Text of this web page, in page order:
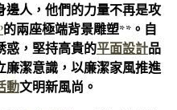
邊人，他們的力量不再是攻
的兩座極端背景雕塑**。自
惑，堅持高貴的平面設計品
廉潔意識，以廉潔家風推進
動文明新風尚。